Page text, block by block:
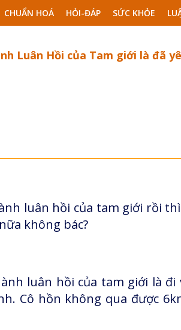
CHUẨN HOÁ HỎI-ĐÁP SỨC KHỎE
Luân Hồi của Tam giới là đã
luân hồi của tam giới rồi
không bác?
luân hồi của tam giới là đi
Cô hồn không qua được